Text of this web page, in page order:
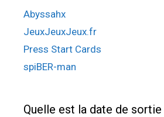
Abyssahx
JeuxJeuxJeux.fr
Press Start Cards
spiBER-man
Quelle est la date de sortie